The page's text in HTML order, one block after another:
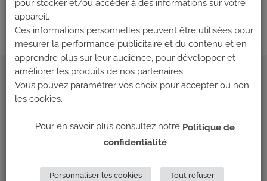
Suivant→
ADRESSE
148 Avenue Jean Jaurès
NOUS CONTACTER
pour stocker et/ou accéder à des informations sur votre
appareil.
Ces informations personnelles peuvent être utilisées pour
mesurer la performance publicitaire et du contenu et en
apprendre plus sur leur audience, pour développer et
améliorer les produits de nos partenaires.
Vous pouvez paramétrer vos choix pour accepter ou non
les cookies.
Pour en savoir plus consultez notre Politique de
confidentialité
Personnaliser les cookies Tout refuser